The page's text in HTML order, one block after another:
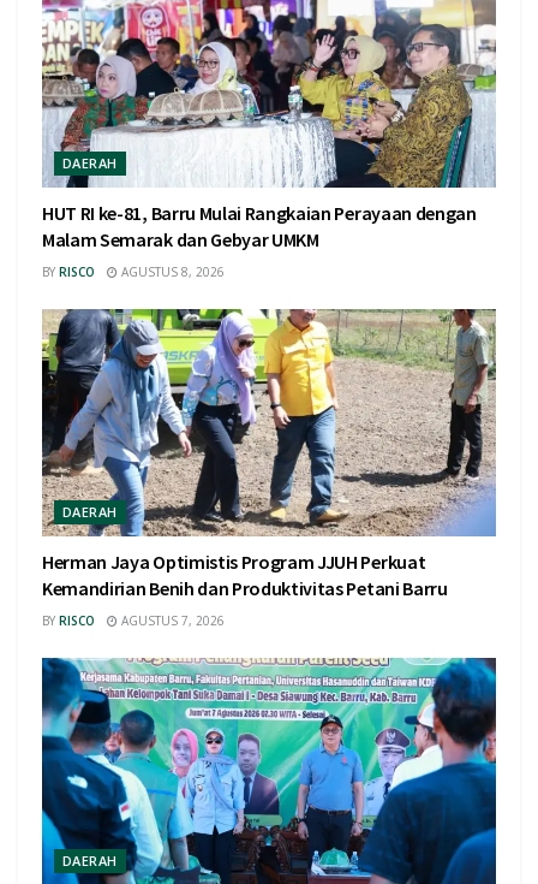
DAERAH
HUT RI ke-81, Barru Mulai Rangkaian Perayaan dengan
Malam Semarak dan Gebyar UMKM
BY RISCO AGUSTUS 8, 2026
DAERAH
Herman Jaya Optimistis Program JJUH Perkuat
Kemandirian Benih dan Produktivitas Petani Barru
BY RISCO AGUSTUS 7, 2026
DAERAH